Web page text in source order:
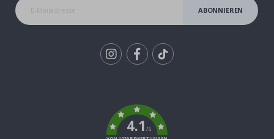
ABONNIEREN
4.1/5